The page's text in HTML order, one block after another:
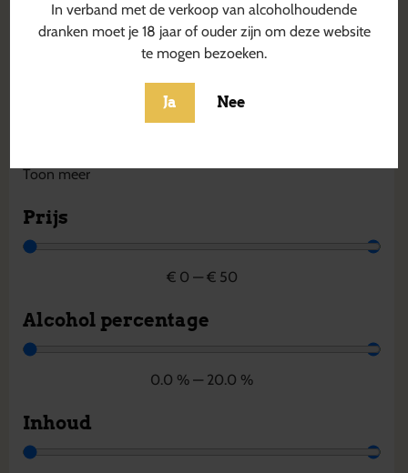
In verband met de verkoop van alcoholhoudende
dranken moet je 18 jaar of ouder zijn om deze website
te mogen bezoeken.
Ja Nee
Estland
Finland
Toon meer
Prijs
€ 0 — € 50
Alcohol percentage
0.0 % — 20.0 %
Inhoud